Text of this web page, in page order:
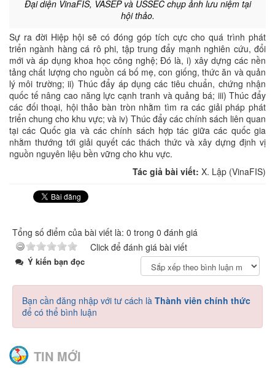
Đại diện VinaFIS, VASEP và USSEC chụp ảnh lưu niệm tại
hội thảo.
Sự ra đời Hiệp hội sẽ có đóng góp tích cực cho quá trình phát
triển ngành hàng cá rô phi, tập trung đẩy mạnh nghiên cứu, đổi
mới và áp dụng khoa học công nghệ; Đó là, i) xây dựng các nền
tảng chất lượng cho nguồn cá bố mẹ, con giống, thức ăn và quản
lý môi trường; ii) Thúc đẩy áp dụng các tiêu chuẩn, chứng nhận
quốc tế nâng cao năng lực cạnh tranh và quảng bá; iii) Thúc đẩy
các đối thoại, hội thảo bàn tròn nhằm tìm ra các giải pháp phát
triển chung cho khu vực; và iv) Thúc đẩy các chính sách liên quan
tại các Quốc gia và các chính sách hợp tác giữa các quốc gia
nhằm thướng tới giải quyết các thách thức và xây dựng định vị
nguồn nguyên liệu bền vững cho khu vực.
Tác giả bài viết: X. Lập (VinaFIS)
Tổng số điểm của bài viết là: 0 trong 0 đánh giá
Click để đánh giá bài viết
Ý kiến bạn đọc
Bạn cần đăng nhập với tư cách là Thành viên chính thức
để có thể bình luận
TIN MỚI